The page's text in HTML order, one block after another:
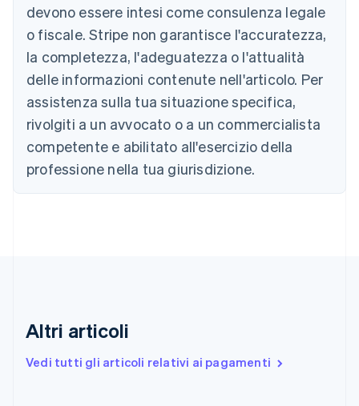
devono essere intesi come consulenza legale
o fiscale. Stripe non garantisce l'accuratezza,
la completezza, l'adeguatezza o l'attualità
delle informazioni contenute nell'articolo. Per
assistenza sulla tua situazione specifica,
rivolgiti a un avvocato o a un commercialista
competente e abilitato all'esercizio della
professione nella tua giurisdizione.
Altri articoli
Vedi tutti gli articoli relativi ai pagamenti
NederlandsFrançaisDeutschEnglish
PortuguêsEnglish
Bulgaria
English
Canada
English Français
Cina continentale
Cipro
English
EnglishSvenska
FrançaisEnglish